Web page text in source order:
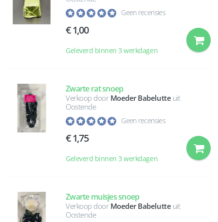
Geen recensies
1,00
Geleverd binnen 3 werkdagen
Zwarte rat snoep
Verkoop door Moeder Babelutte uit
Oostende
Geen recensies
1,75
Geleverd binnen 3 werkdagen
Zwarte muisjes snoep
Verkoop door Moeder Babelutte uit
Oostende